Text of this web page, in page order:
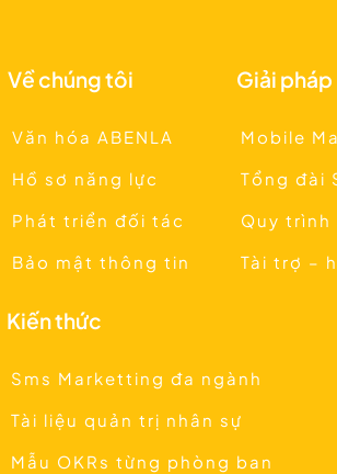
Về chúng tôi
Văn hóa ABENLA
Hồ sơ năng lực
Phát triển đối tác
Bảo mật thông tin
Giải pháp
Mobile
Tổng đài
Quy trình
Tài trợ –
Kiến thức
Sms Marketting đa ngành
Tài liệu quản trị nhân sự
Mẫu OKRs từng phòng ban